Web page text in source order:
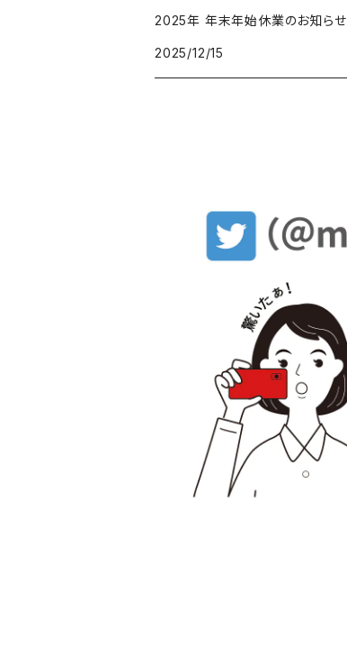
2025年 年末年始休業のお知らせ
2025/12/15